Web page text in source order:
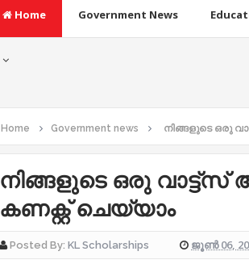
Home Government News
Home Government news നിങ്ങളുടെ ഒരു
നിങ്ങളുടെ ഒരു
കണക്റ്റ് ചെയ്യാം
Posted By: KL Scholarships ജൂൺ 06,